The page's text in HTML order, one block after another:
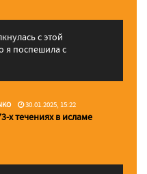
с этой
я поспешила с
30.01.2025, 15:22
х течениях в исламе